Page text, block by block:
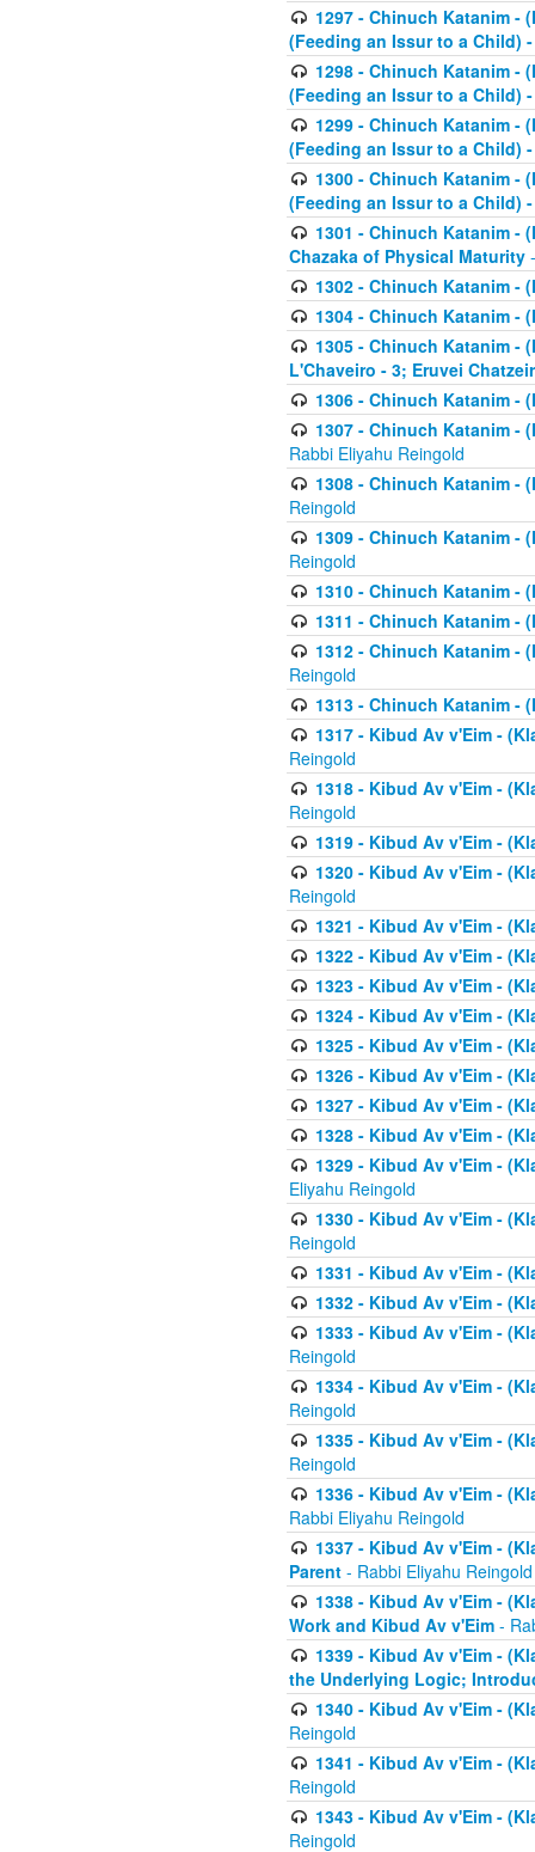
1297 - Chinuch Katanim -
(Feeding an Issur to a Child)
1298 - Chinuch Katanim -
(Feeding an Issur to a Child)
1299 - Chinuch Katanim -
(Feeding an Issur to a Child)
1300 - Chinuch Katanim -
(Feeding an Issur to a Child)
1301 - Chinuch Katanim -
Chazaka of Physical Maturity
1302 - Chinuch Katanim -
1304 - Chinuch Katanim -
1305 - Chinuch Katanim -
L'Chaveiro - 3; Eruvei
1306 - Chinuch Katanim -
1307 - Chinuch Katanim -
Rabbi Eliyahu Reingold
1308 - Chinuch Katanim -
Reingold
1309 - Chinuch Katanim -
Reingold
1310 - Chinuch Katanim -
1311 - Chinuch Katanim -
1312 - Chinuch Katanim -
Reingold
1313 - Chinuch Katanim -
1317 - Kibud Av v'Eim -
Reingold
1318 - Kibud Av v'Eim -
Reingold
1319 - Kibud Av v'Eim -
1320 - Kibud Av v'Eim -
Reingold
1321 - Kibud Av v'Eim -
1322 - Kibud Av v'Eim -
1323 - Kibud Av v'Eim -
1324 - Kibud Av v'Eim -
1325 - Kibud Av v'Eim -
1326 - Kibud Av v'Eim -
1327 - Kibud Av v'Eim -
1328 - Kibud Av v'Eim -
1329 - Kibud Av v'Eim -
Eliyahu Reingold
1330 - Kibud Av v'Eim -
Reingold
1331 - Kibud Av v'Eim -
1332 - Kibud Av v'Eim -
1333 - Kibud Av v'Eim -
Reingold
1334 - Kibud Av v'Eim -
Reingold
1335 - Kibud Av v'Eim -
Reingold
1336 - Kibud Av v'Eim -
Rabbi Eliyahu Reingold
1337 - Kibud Av v'Eim -
Parent - Rabbi Eliyahu Reingold
1338 - Kibud Av v'Eim -
Work and Kibud Av v'Eim -
1339 - Kibud Av v'Eim -
the Underlying Logic;
1340 - Kibud Av v'Eim -
Reingold
1341 - Kibud Av v'Eim -
Reingold
1343 - Kibud Av v'Eim -
Reingold